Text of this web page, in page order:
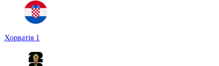
Хорватія 1